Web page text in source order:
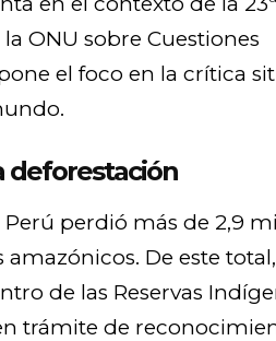
ONU sobre Cuestiones
el foco en la crítica
deforestación
Perú perdió más de 2,9
De este total,
de las Reservas
trámite de